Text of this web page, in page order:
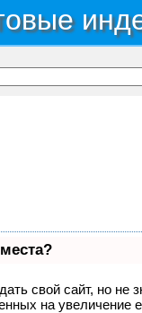
свой сайт, но не
на увеличение